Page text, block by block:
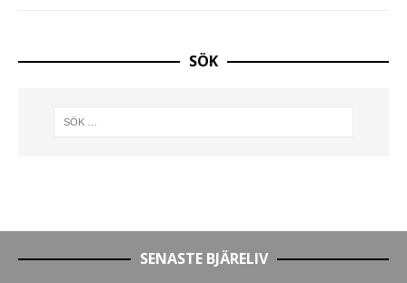
SÖK
SENASTE BJÄRELIV